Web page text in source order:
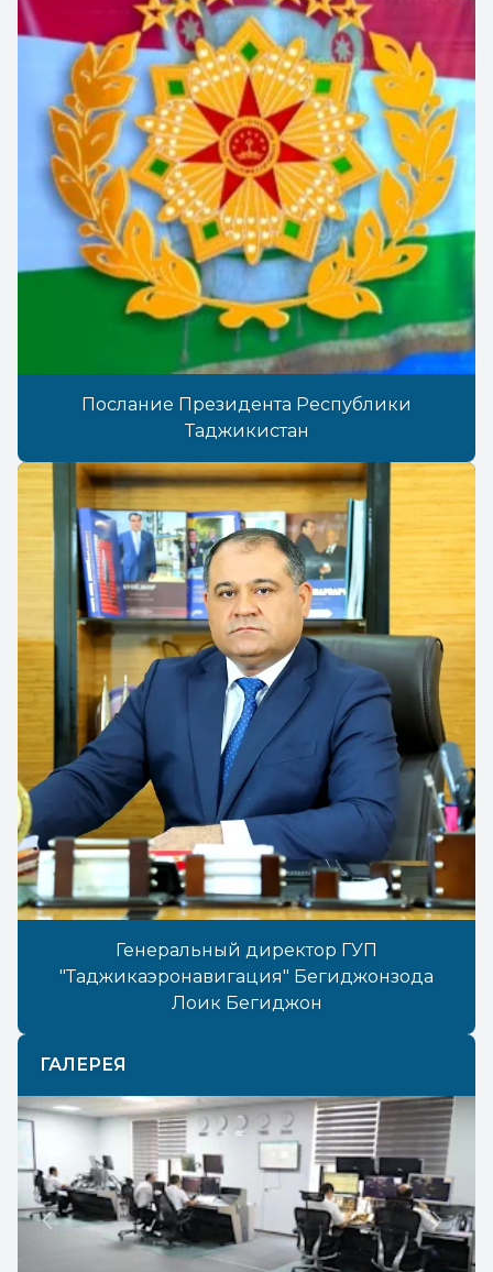
Послание Президента Республики
Таджикистан
Генеральный директор ГУП
"Таджикаэронавигация" Бегиджонзода
Лоик Бегиджон
ГАЛЕРЕЯ
Previous Next